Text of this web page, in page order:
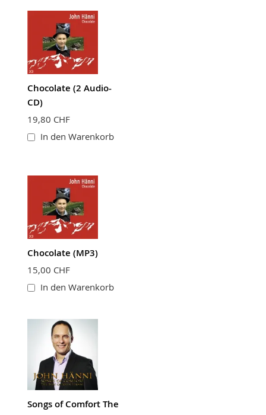
Chocolate (2 Audio-
CD)
19,80 CHF
In den Warenkorb
Chocolate (MP3)
15,00 CHF
In den Warenkorb
Songs of Comfort The